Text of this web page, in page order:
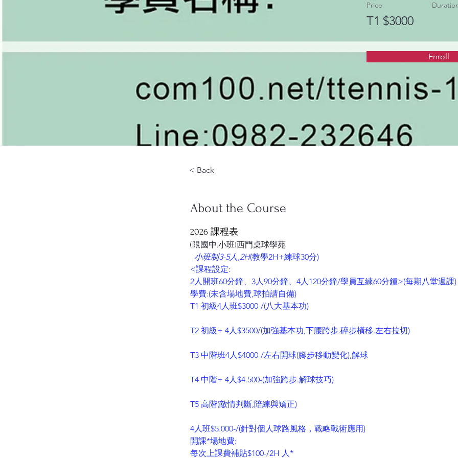
Price
T1 $3000
Enroll
< Back
About the Course
2026 課程表
(限國中.小班)西門桌球學苑
小班制3-5人,2H(教學2H+練球30分)
<課程設定:
2人開班60分鐘、3人90分鐘、4人120分鐘/學員互練60分鍾>(每期八堂週課)
​學費:(未含場地費,球拍請自備)
T1 初級4人班$3000-/(八大基本功)
T2 初級+ 4人$3500/(加強基本功,下腰跨步.碎步橫移.左右拉切)
T3 中階班4人$4000-/左右開球(腳步移動變化),解球
T4 中階+ 4人$4.500-(加強跨步.解球技巧)
T5 高階(敵情判斷,陪練與矯正)
4人班$5.000-/(針對個人球路風格，戰略戰術應用)
開課*場地費:
每次上課費補貼$100-/2H 人*